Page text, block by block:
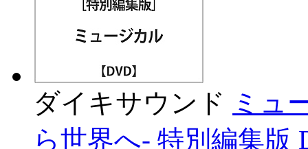
ダイキサウンド ミュ
ら世界へ- 特別編集版